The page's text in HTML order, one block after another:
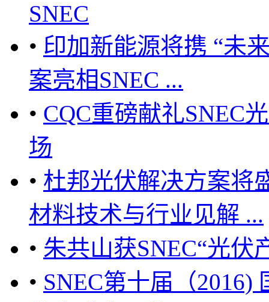
SNEC
• 印加新能源将携 “未
案亮相SNEC ...
• CQC重磅献礼SNEC
场
• 杜邦光伏解决方案将
材料技术与行业见解 ...
• 朱共山获SNEC“光伏
• SNEC第十届（2016)